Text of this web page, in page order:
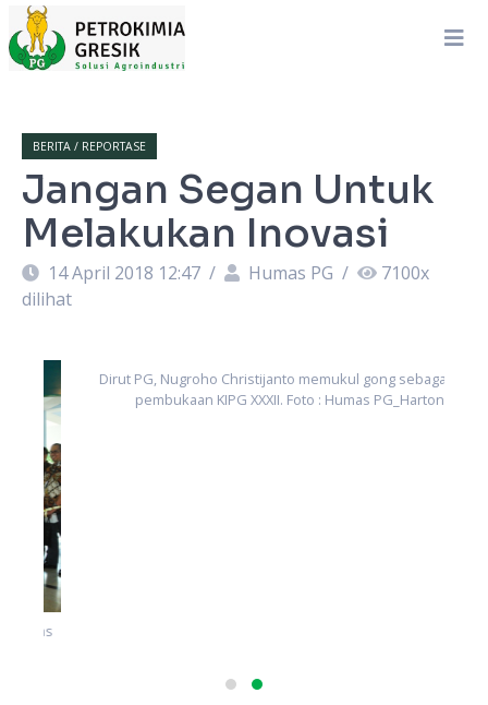
BERITA / REPORTASE
Jangan Segan Untuk
Melakukan Inovasi
14 April 2018 12:47 / Humas PG / 7100x
dilihat
Dirut PG, Nugroho Christijanto memukul gong sebagai tanda